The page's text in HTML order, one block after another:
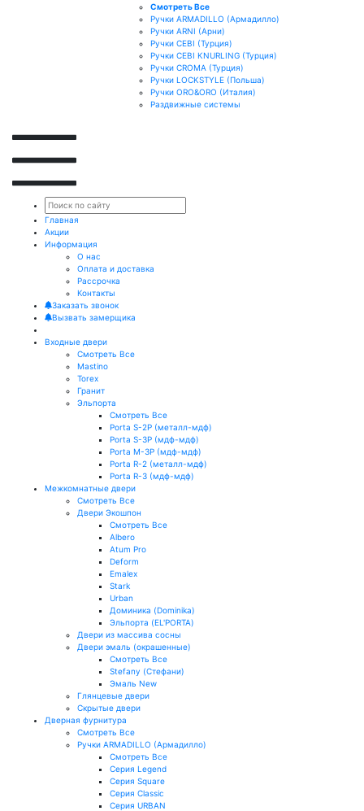
Смотреть Все
Ручки ARMADILLO (Армадилло)
Ручки ARNI (Арни)
Ручки CEBI (Турция)
Ручки CEBI KNURLING (Турция)
Ручки CROMA (Турция)
Ручки LOCKSTYLE (Польша)
Ручки ORO&ORO (Италия)
Раздвижные системы
Главная
Акции
Информация
О нас
Оплата и доставка
Рассрочка
Контакты
Заказать звонок
Вызвать замерщика
Входные двери
Смотреть Все
Mastino
Torex
Гранит
Эльпорта
Смотреть Все
Porta S-2P (металл-мдф)
Porta S-3P (мдф-мдф)
Porta M-3P (мдф-мдф)
Porta R-2 (металл-мдф)
Porta R-3 (мдф-мдф)
Межкомнатные двери
Смотреть Все
Двери Экошпон
Смотреть Все
Albero
Atum Pro
Deform
Emalex
Stark
Urban
Доминика (Dominika)
Эльпорта (EL'PORTA)
Двери из массива сосны
Двери эмаль (окрашенные)
Смотреть Все
Stefany (Стефани)
Эмаль New
Глянцевые двери
Скрытые двери
Дверная фурнитура
Смотреть Все
Ручки ARMADILLO (Армадилло)
Смотреть Все
Серия Legend
Серия Square
Серия Classic
Серия URBAN